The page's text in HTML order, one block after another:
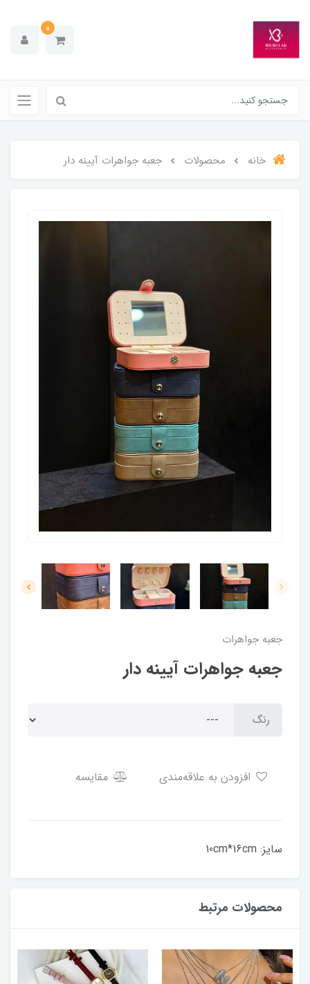
0
خانه محصولات جعبه جواهرات آیینه دار
جعبه جواهرات
جعبه جواهرات آیینه دار
رنگ
مقایسه
سایز: 10cm*16cm
محصولات مرتبط